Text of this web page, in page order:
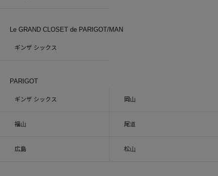
Le GRAND CLOSET de PARIGOT/MAN
ギンザ シックス
PARIGOT
ギンザ シックス 岡山
福山 尾道
広島 松山